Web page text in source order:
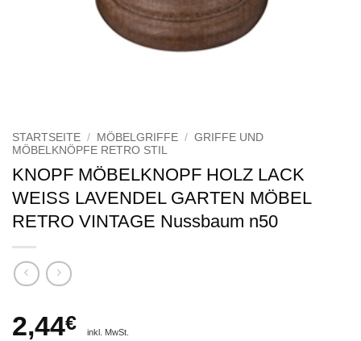
STARTSEITE / MÖBELGRIFFE / GRIFFE UND
MÖBELKNÖPFE RETRO STIL
KNOPF MÖBELKNOPF HOLZ LACK
WEISS LAVENDEL GARTEN MÖBEL
RETRO VINTAGE Nussbaum n50
2,44€ inkl. MwSt.